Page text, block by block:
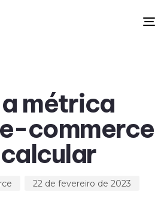
métrica
commerce
22 de fevereiro de 2023